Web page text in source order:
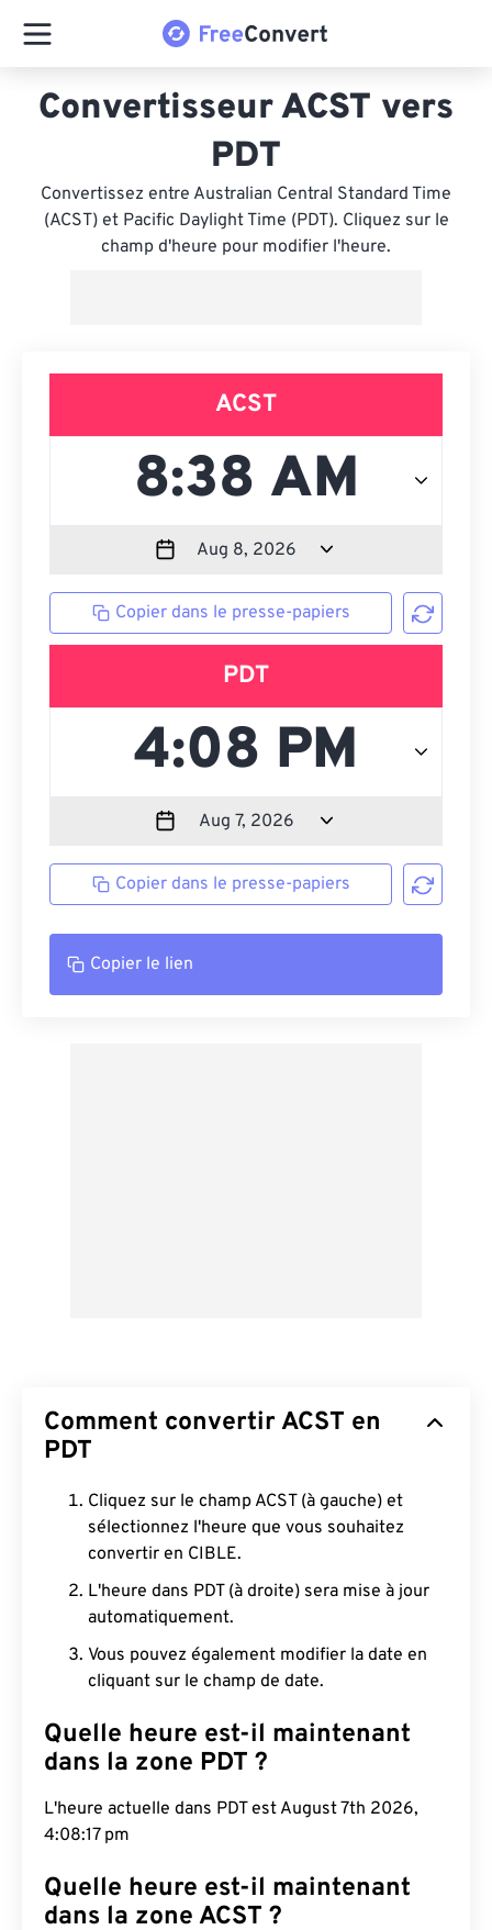
Convertisseur ACST vers
PDT
Convertissez entre Australian Central Standard Time
(ACST) et Pacific Daylight Time (PDT). Cliquez sur le
champ d'heure pour modifier l'heure.
ACST
Copier dans le presse-papiers
PDT
Copier dans le presse-papiers
Copier le lien
Comment convertir ACST en
PDT
Cliquez sur le champ ACST (à gauche) et
sélectionnez l'heure que vous souhaitez
convertir en CIBLE.
L'heure dans PDT (à droite) sera mise à jour
automatiquement.
Vous pouvez également modifier la date en
cliquant sur le champ de date.
Quelle heure est-il maintenant
dans la zone PDT ?
L'heure actuelle dans PDT est August 7th 2026,
4:08:18 pm
Quelle heure est-il maintenant
dans la zone ACST ?